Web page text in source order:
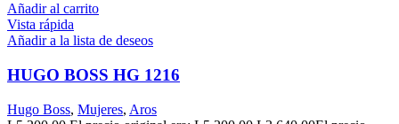
Añadir al carrito
Vista rápida
Añadir a la lista de deseos
HUGO BOSS HG 1216
Hugo Boss, Mujeres, Aros